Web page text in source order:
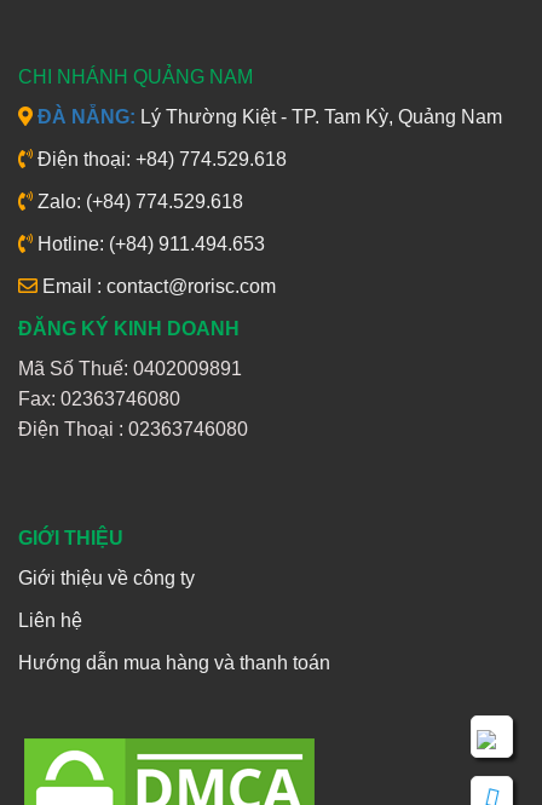
CHI NHÁNH QUẢNG NAM
ĐÀ NẴNG: Lý Thường Kiệt - TP. Tam Kỳ, Quảng Nam
Điện thoại: +84) 774.529.618
Zalo: (+84) 774.529.618
Hotline: (+84) 911.494.653
Email : contact@rorisc.com
ĐĂNG KÝ KINH DOANH
Mã Số Thuế: 0402009891
Fax: 02363746080
Điện Thoại : 02363746080
GIỚI THIỆU
Giới thiệu về công ty
Liên hệ
Hướng dẫn mua hàng và thanh toán